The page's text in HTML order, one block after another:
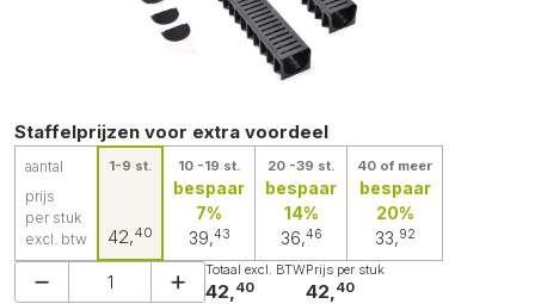
Staffelprijzen voor extra voordeel
aantal
prijs
per stuk
excl. btw
1-9 st.
42,40
10 -19 st.
bespaar
7%
39,43
20 -39 st.
bespaar
14%
36,46
40 of meer
bespaar
20%
33,92
Totaal excl. BTW
42, 40
Prijs per stuk
42, 40